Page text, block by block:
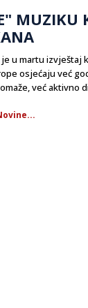
MUZIKU
u martu izvještaj
osjećaju već
već aktivno